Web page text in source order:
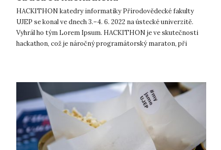
HACKITHON katedry informatiky Přírodovědecké fakulty
UJEP se konal ve dnech 3.–4. 6. 2022 na ústecké univerzitě.
Vyhrál ho tým Lorem Ipsum. HACKITHON je ve skutečnosti
hackathon, což je náročný programátorský maraton, při